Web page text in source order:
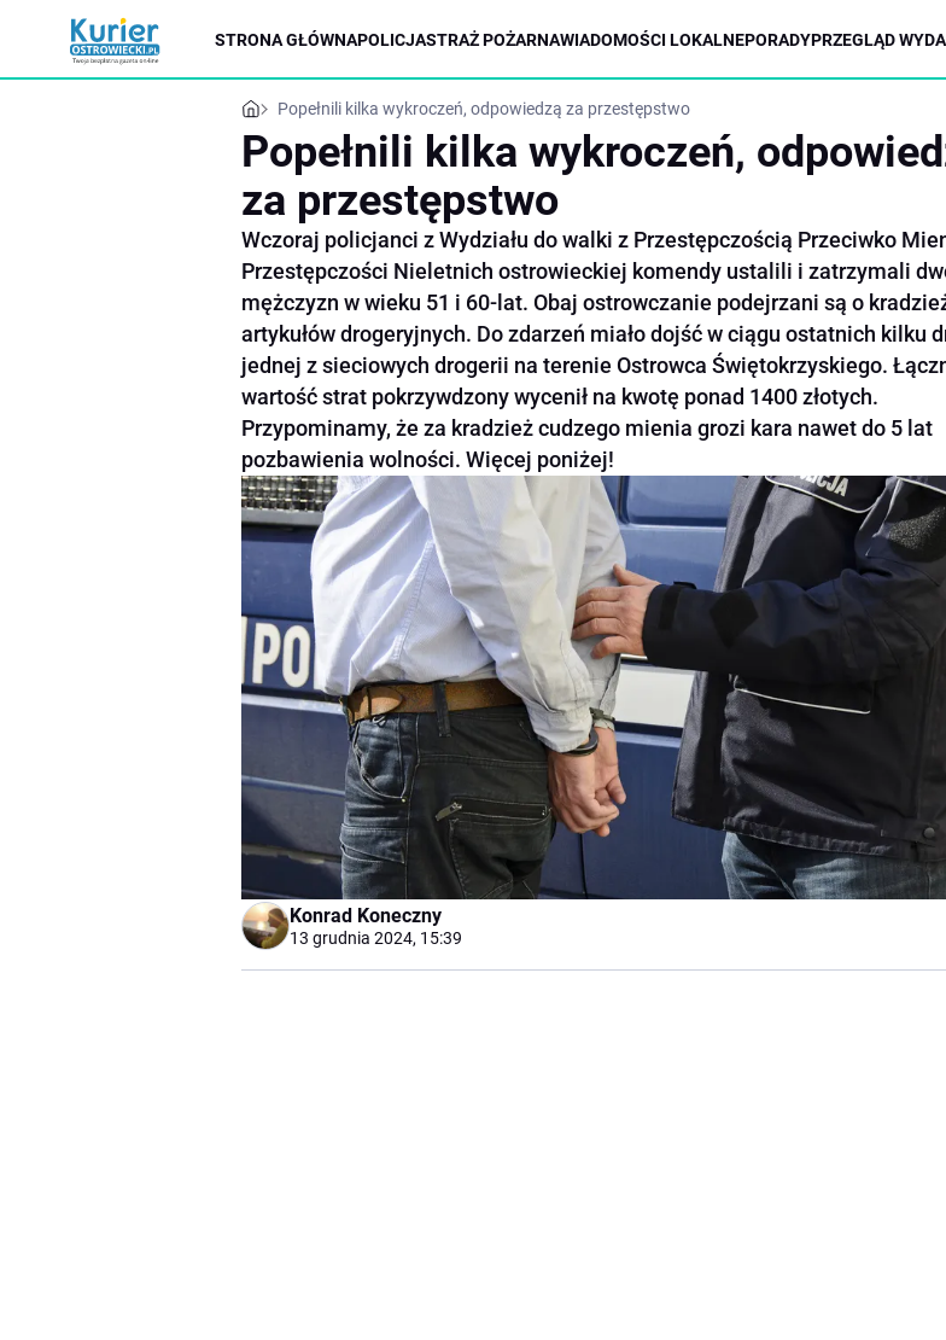
STRONA GŁÓWNAPOLICJASTRAŻ POŻARNAWIADOMOŚCI LOKALNEPORADYPRZEGLĄD
Popełnili kilka wykroczeń, odpowiedzą za przestępstwo
Popełnili kilka wykroczeń,
za przestępstwo
Wczoraj policjanci z Wydziału do walki z Przestępczością Przeciwko
Przestępczości Nieletnich ostrowieckiej komendy ustalili i zatrzymali
mężczyzn w wieku 51 i 60-lat. Obaj ostrowczanie podejrzani są o
artykułów drogeryjnych. Do zdarzeń miało dojść w ciągu ostatnich kilku
jednej z sieciowych drogerii na terenie Ostrowca Świętokrzyskiego.
wartość strat pokrzywdzony wycenił na kwotę ponad 1400 złotych.
Przypominamy, że za kradzież cudzego mienia grozi kara nawet do 5 lat
pozbawienia wolności. Więcej poniżej!
Konrad Koneczny
13 grudnia 2024, 15:39